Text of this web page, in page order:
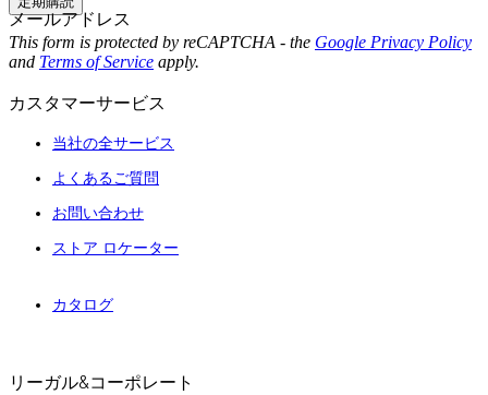
メールアドレス
This form is protected by reCAPTCHA - the Google Privacy Policy
and Terms of Service apply.
カスタマーサービス
当社の全サービス
よくあるご質問
お問い合わせ
ストア ロケーター
カタログ
リーガル&コーポレート